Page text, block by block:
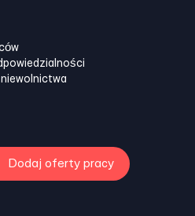
Dodaj oferty pracy